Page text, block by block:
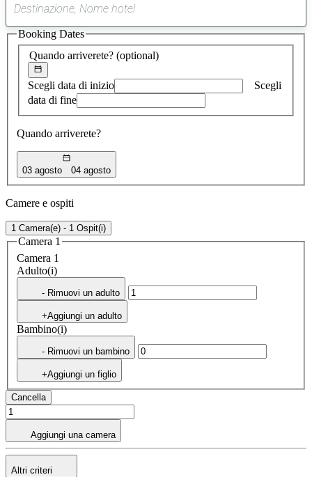
suggerimento
trovato
Quando arriverete? (optional)
Scegli data di inizio
Scegli
data di fine
Quando arriverete?
03 agosto 04 agosto
Booking Dates
Camere e ospiti
1 Camera(e) - 1 Ospit(i)
Camera 1
Camera 1
Adulto(i)
- Rimuovi un adulto
+Aggiungi un adulto
Bambino(i)
- Rimuovi un bambino
+Aggiungi un figlio
Cancella
Aggiungi una camera
Altri criteri